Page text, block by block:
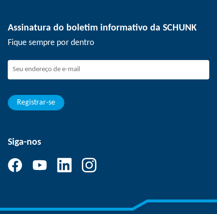
Eventos
SCHUNK como empregador
Como fazer parte da SCHUNK
Suas vantagens
Assinatura do boletim informativo da SCHUNK
Fique sempre por dentro
Registrar-se
Siga-nos